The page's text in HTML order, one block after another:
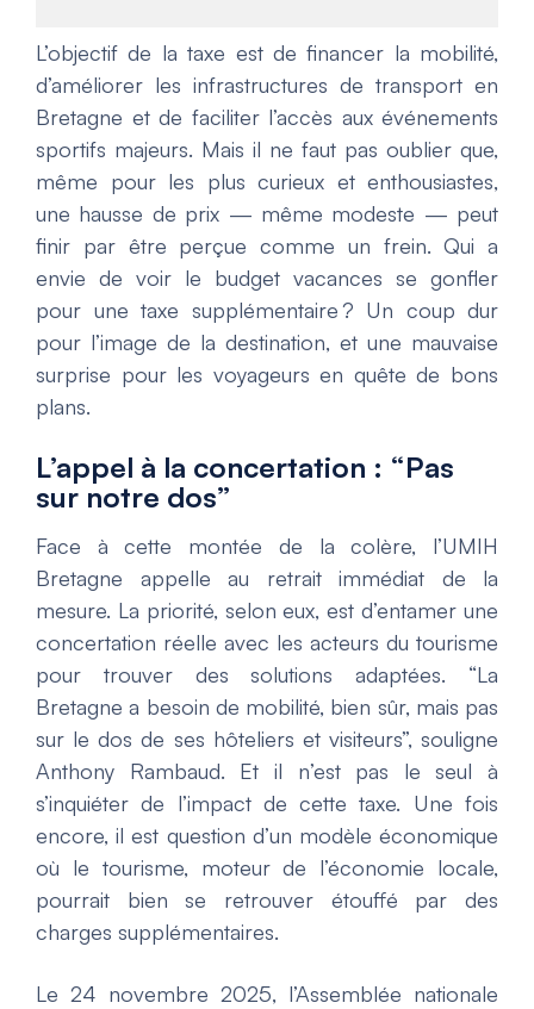
L’objectif de la taxe est de financer la mobilité,
d’améliorer les infrastructures de transport en
Bretagne et de faciliter l’accès aux événements
sportifs majeurs. Mais il ne faut pas oublier que,
même pour les plus curieux et enthousiastes,
une hausse de prix — même modeste — peut
finir par être perçue comme un frein. Qui a
envie de voir le budget vacances se gonfler
pour une taxe supplémentaire ? Un coup dur
pour l’image de la destination, et une mauvaise
surprise pour les voyageurs en quête de bons
plans.
L’appel à la concertation : “Pas
sur notre dos”
Face à cette montée de la colère, l’UMIH
Bretagne appelle au retrait immédiat de la
mesure. La priorité, selon eux, est d’entamer une
concertation réelle avec les acteurs du tourisme
pour trouver des solutions adaptées. “La
Bretagne a besoin de mobilité, bien sûr, mais pas
sur le dos de ses hôteliers et visiteurs”, souligne
Anthony Rambaud. Et il n’est pas le seul à
s’inquiéter de l’impact de cette taxe. Une fois
encore, il est question d’un modèle économique
où le tourisme, moteur de l’économie locale,
pourrait bien se retrouver étouffé par des
charges supplémentaires.
Le 24 novembre 2025, l’Assemblée nationale